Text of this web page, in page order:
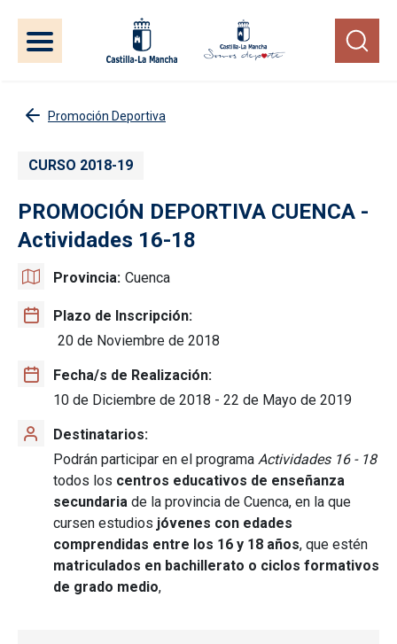
Promoción Deportiva
CURSO 2018-19
PROMOCIÓN DEPORTIVA CUENCA -
Actividades 16-18
Provincia Cuenca
Plazo de Inscripción
20 de Noviembre de 2018
Fecha/s de Realización
10 de Diciembre de 2018 - 22 de Mayo de 2019
Destinatarios
Podrán participar en el programa Actividades 16 - 18
todos los centros educativos de enseñanza
secundaria de la provincia de Cuenca, en la que
cursen estudios jóvenes con edades
comprendidas entre los 16 y 18 años, que estén
matriculados en bachillerato o ciclos formativos
de grado medio,